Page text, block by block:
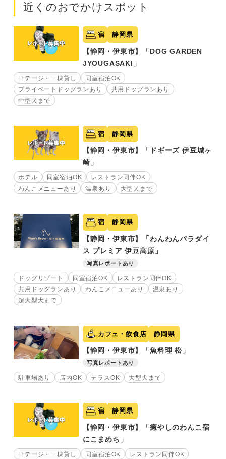
近くのおでかけスポット
宿 静岡県
【静岡・伊東市】「DOG GARDEN
JYOUGASAKI」
コテージ・一棟貸し
同室宿泊OK
プライベートドッグランあり
共用ドッグランあり
中型犬まで
宿 静岡県
【静岡・伊東市】「ドギーズ 伊豆城ヶ
崎」
ホテル 同室宿泊OK
レストラン同伴OK
わんこメニューあり
温泉あり 大型犬まで
宿 静岡県
【静岡・伊東市】「わんわんパラダイ
ス プレミア 伊豆高原」
写真レポートあり
ドッグリゾート 同室宿泊OK
レストラン同伴OK
共用ドッグランあり
わんこメニューあり
温泉あり
超大型犬まで
カフェ・飲食店 静岡県
【静岡・伊東市】「魚料理 松」
写真レポートあり
駐車場あり 店内OK テラスOK 大型犬まで
宿 静岡県
【静岡・伊東市】「癒やしのわんこ宿
にこまめち」
コテージ・一棟貸し 同室宿泊OK
レストラン同伴OK